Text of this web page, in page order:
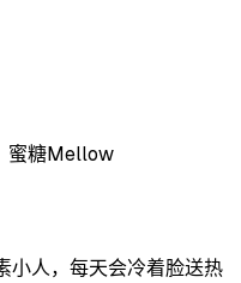
蜜糖Mellow
小人，每天会冷着脸送热